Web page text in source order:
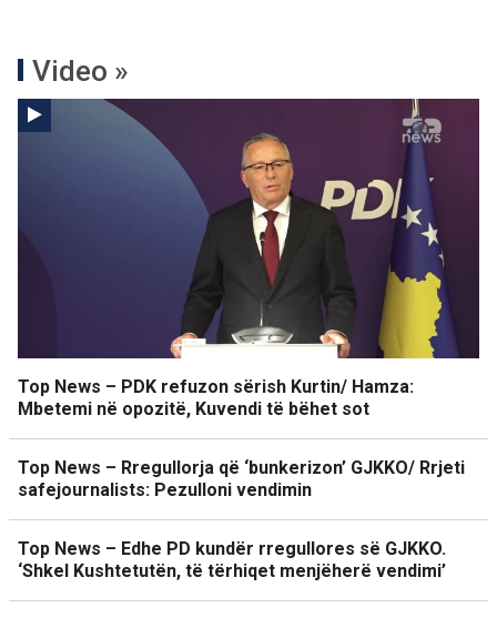
Video »
Top News – PDK refuzon sërish Kurtin/ Hamza:
Mbetemi në opozitë, Kuvendi të bëhet sot
Top News – Rregullorja që ‘bunkerizon’ GJKKO/ Rrjeti
safejournalists: Pezulloni vendimin
Top News – Edhe PD kundër rregullores së GJKKO.
‘Shkel Kushtetutën, të tërhiqet menjëherë vendimi’